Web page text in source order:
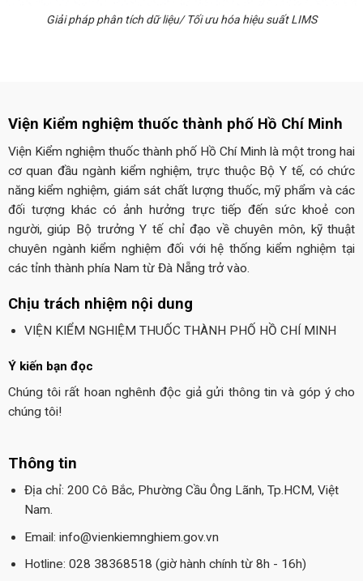
Giải pháp phân tích dữ liệu/ Tối ưu hóa hiệu suất LIMS
Viện Kiểm nghiệm thuốc thành phố Hồ Chí Minh
Viện Kiểm nghiệm thuốc thành phố Hồ Chí Minh là một trong hai
cơ quan đầu ngành kiểm nghiệm, trực thuộc Bộ Y tế, có chức
năng kiểm nghiệm, giám sát chất lượng thuốc, mỹ phẩm và các
đối tượng khác có ảnh hưởng trực tiếp đến sức khoẻ con
người, giúp Bộ trưởng Y tế chỉ đạo về chuyên môn, kỹ thuật
chuyên ngành kiểm nghiệm đối với hệ thống kiểm nghiệm tại
các tỉnh thành phía Nam từ Đà Nẵng trở vào.
Chịu trách nhiệm nội dung
VIỆN KIỂM NGHIỆM THUỐC THÀNH PHỐ HỒ CHÍ MINH
Ý kiến bạn đọc
Chúng tôi rất hoan nghênh độc giả gửi thông tin và góp ý cho
chúng tôi!
Thông tin
Địa chỉ: 200 Cô Bắc, Phường Cầu Ông Lãnh, Tp.HCM, Việt
Nam.
Email: info@vienkiemnghiem.gov.vn
Hotline: 028 38368518 (giờ hành chính từ 8h - 16h)